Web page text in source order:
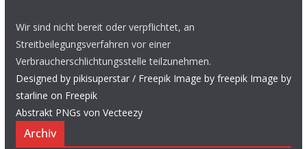
Wir sind nicht bereit oder verpflichtet, an
Streitbeilegungsverfahren vor einer
Verbraucherschlichtungsstelle teilzunehmen.
Designed by pikisuperstar / Freepik Image by freepik Image by
starline on Freepik
Abstrakt PNGs von Vecteezy
Archiv